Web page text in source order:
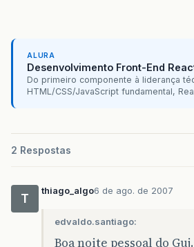
ALURA
Desenvolvimento Front-End
Do primeiro componente à liderança
HTML/CSS/JavaScript fundamental,
2 Respostas
T
thiago_algo6 de ago. de 2007
edvaldo.santiago:
Boa noite pessoal do